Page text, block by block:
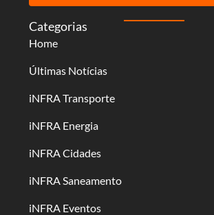
Categorias
Home
Últimas Notícias
iNFRA Transporte
iNFRA Energia
iNFRA Cidades
iNFRA Saneamento
iNFRA Eventos